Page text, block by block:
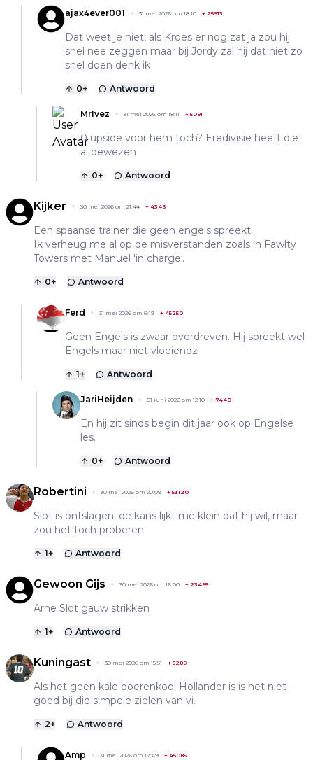
ajax4ever001 31 mei 2026 om 18:10 + 25913
Dat weet je niet, als Kroes er nog zat ja zou hij
snel nee zeggen maar bij Jordy zal hij dat niet zo
snel doen denk ik
0+ Antwoord
MrIvez 31 mei 2026 om 18:11 +5091
0 upside voor hem toch? Eredivisie heeft die
al bewezen
0+ Antwoord
Kijker 30 mei 2026 om 21:44 + 4346
Een spaanse trainer die geen engels spreekt.
Ik verheug me al op de misverstanden zoals in Fawlty
Towers met Manuel 'in charge'.
0+ Antwoord
Ferd 31 mei 2026 om 6:19 + 45250
Geen Engels is zwaar overdreven. Hij spreekt wel
Engels maar niet vloeiendz
1+ Antwoord
JariHeijden 01 juni 2026 om 12:10 + 7440
En hij zit sinds begin dit jaar ook op Engelse
les.
0+ Antwoord
Robertini 30 mei 2026 om 20:09 +53120
Slot is ontslagen, de kans lijkt me klein dat hij wil, maar
zou het toch proberen.
1+ Antwoord
Gewoon Gijs 30 mei 2026 om 16:00 + 23495
Arne Slot gauw strikken
1+ Antwoord
Kuningast 30 mei 2026 om 15:51 +5289
Als het geen kale boerenkool Hollander is is het niet
goed bij die simpele zielen van vi.
2+ Antwoord
Amp 31 mei 2026 om 17:49 + 45085